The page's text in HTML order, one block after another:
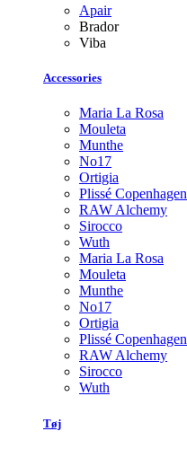
Apair
Brador
Viba
Accessories
Maria La Rosa
Mouleta
Munthe
No17
Ortigia
Plissé Copenhagen
RAW Alchemy
Sirocco
Wuth
Maria La Rosa
Mouleta
Munthe
No17
Ortigia
Plissé Copenhagen
RAW Alchemy
Sirocco
Wuth
Tøj